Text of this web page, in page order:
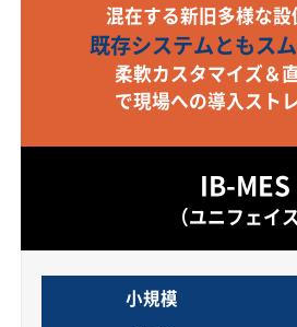
混在する新旧多様な
既存システムともス
柔軟カスタマイズ＆
で現場への導入スト
IB-MES
（ユニフェイス
小規模